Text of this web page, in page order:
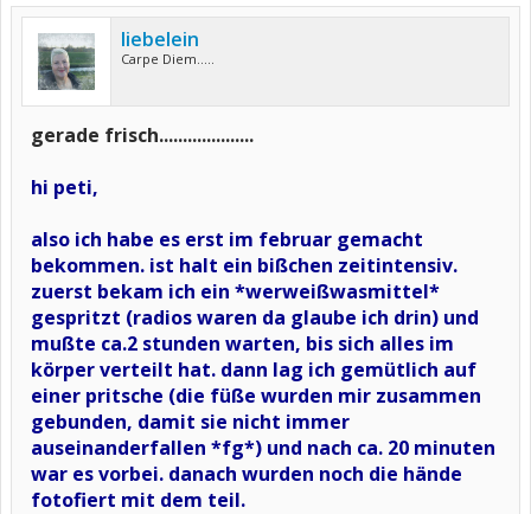
liebelein
Carpe Diem.....
gerade frisch....................
hi peti,
also ich habe es erst im februar gemacht
bekommen. ist halt ein bißchen zeitintensiv.
zuerst bekam ich ein *werweißwasmittel*
gespritzt (radios waren da glaube ich drin) und
mußte ca.2 stunden warten, bis sich alles im
körper verteilt hat. dann lag ich gemütlich auf
einer pritsche (die füße wurden mir zusammen
gebunden, damit sie nicht immer
auseinanderfallen *fg*) und nach ca. 20 minuten
war es vorbei. danach wurden noch die hände
fotofiert mit dem teil.